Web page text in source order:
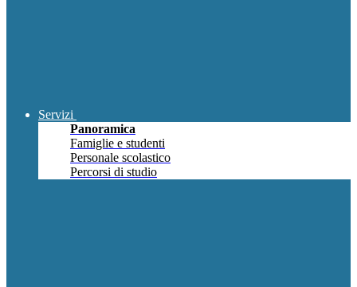
Servizi
Panoramica
Famiglie e studenti
Personale scolastico
Percorsi di studio